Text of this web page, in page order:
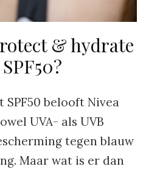
& hydrate
belooft Nivea
UVA- als UVB
tegen blauw
Maar wat is er dan